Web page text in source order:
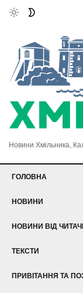
Новини Хмільника,
ГОЛОВНА
НОВИНИ
НОВИНИ ВІД
ТЕКСТИ
ПРИВІТАННЯ ТА